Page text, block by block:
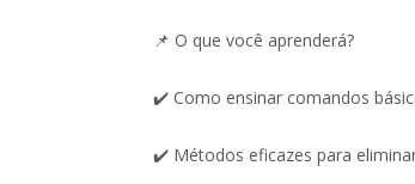
📌 O que você aprenderá?
✔️ Como ensinar comandos
✔️ Métodos eficazes para